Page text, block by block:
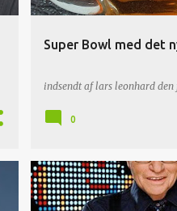
Super Bowl med det
indsendt aflars leonhard den
0